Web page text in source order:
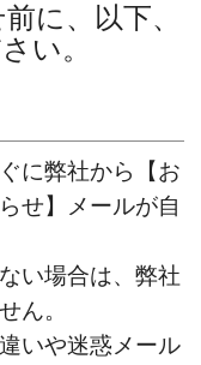
に、以下、
い。
に弊社から【お
せ】メールが自
い場合は、弊社
ん。
いや迷惑メール